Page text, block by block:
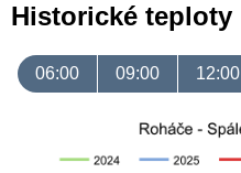
Historické teploty
06:00 09:00 12:00